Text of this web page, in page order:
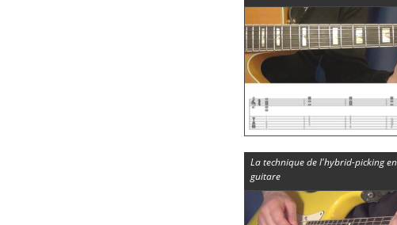
La technique de l'hybrid-picking
guitare